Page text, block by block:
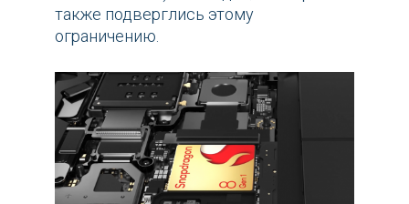
также подверглись этому
ограничению.